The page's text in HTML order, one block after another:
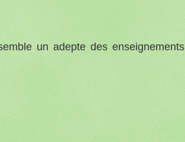
un adepte des enseignements